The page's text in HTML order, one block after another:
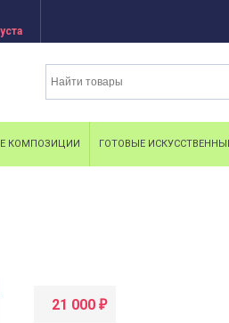
КОМПОЗИЦИИ ГОТОВЫЕ
21 000 ₽